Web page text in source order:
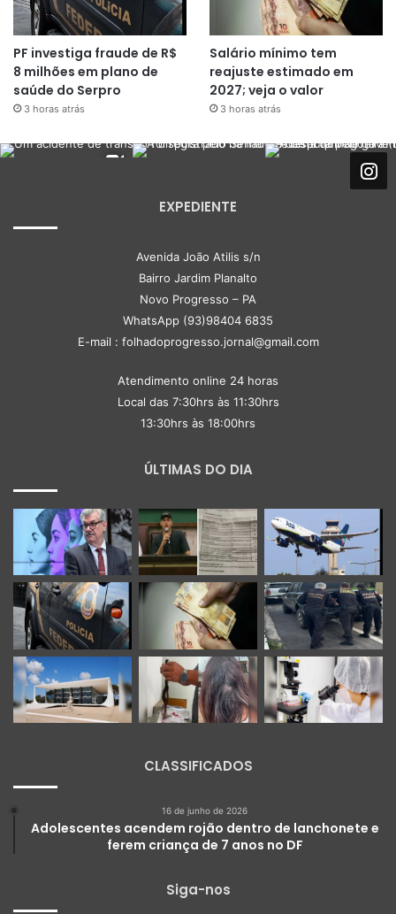
PF investiga fraude de R$
8 milhões em plano de
saúde do Serpro
3 horas atrás
Salário mínimo tem
reajuste estimado em
2027; veja o valor
3 horas atrás
EXPEDIENTE
Avenida João Atilis s/n
Bairro Jardim Planalto
Novo Progresso – PA
WhatsApp (93)98404 6835
E-mail : folhadoprogresso.jornal@gmail.com
Atendimento online 24 horas
Local das 7:30hrs às 11:30hrs
13:30hrs às 18:00hrs
ÚLTIMAS DO DIA
CLASSIFICADOS
16 de junho de 2026
Adolescentes acendem rojão dentro de lanchonete e
ferem criança de 7 anos no DF
Siga-nos